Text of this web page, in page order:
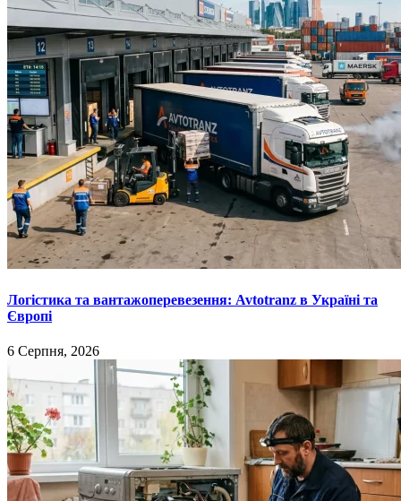
Логістика та вантажоперевезення: Avtotranz в Україні та
Європі
6 Серпня, 2026